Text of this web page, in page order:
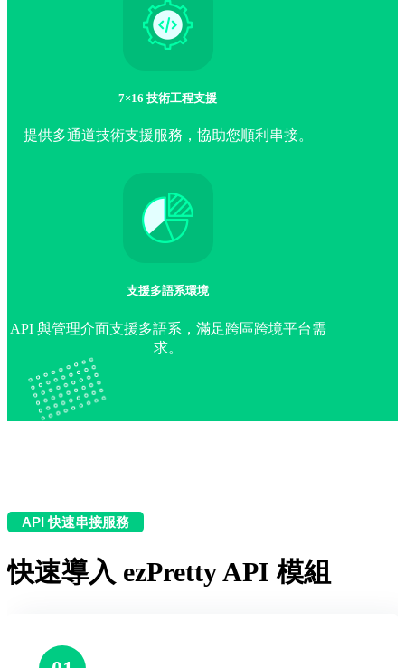
7×16 技術工程支援
提供多通道技術支援服務，協助您順利串接。
支援多語系環境
API 與管理介面支援多語系，滿足跨區跨境平台需
求。
API 快速串接服務
快速導入 ezPretty API 模組